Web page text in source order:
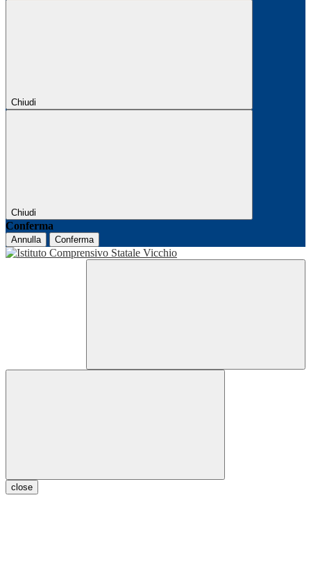
Chiudi
Chiudi
Conferma
Annulla Conferma
close